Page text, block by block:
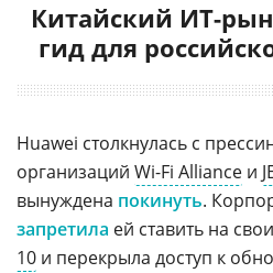
Китайский ИТ-
гид для
Huawei столкнулась с
организаций Wi-Fi Alliance и
вынуждена покинуть.
запретила ей ставить на свои
10 и перекрыла доступ к